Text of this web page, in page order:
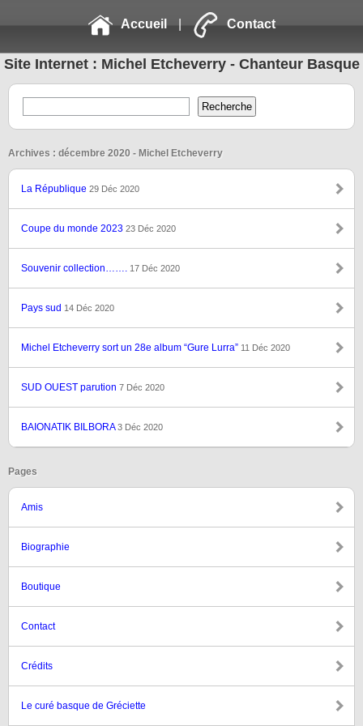
Accueil | Contact
Site Internet : Michel Etcheverry - Chanteur Basque
Archives : décembre 2020 - Michel Etcheverry
La République 29 Déc 2020
Coupe du monde 2023 23 Déc 2020
Souvenir collection……. 17 Déc 2020
Pays sud 14 Déc 2020
Michel Etcheverry sort un 28e album “Gure Lurra” 11 Déc 2020
SUD OUEST parution 7 Déc 2020
BAIONATIK BILBORA3 Déc 2020
Pages
Amis
Biographie
Boutique
Contact
Crédits
Le curé basque de Gréciette